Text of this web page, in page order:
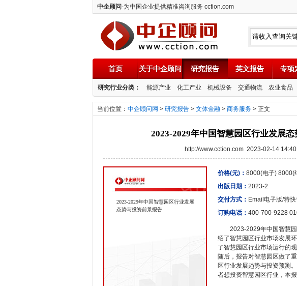
中企顾问-为中国企业提供精准咨询服务 cction.com
中企顾问
首页 关于中企顾问 研究报告 英文报告 专项
研究行业分类： 能源产业 化工产业 机械设备 交通物流 农业食品
当前位置： 中企顾问网 > 研究报告 > 文体金融 > 商务服务 > 正文
2023-2029年中国智慧园区行业发展
http://www.cction.com 2023-02-14
2023-2029年中国智慧园区行业发展
态势与投资前景报告
价格(元)： 8000(电子) 8000(
出版日期： 2023-2
交付方式： Email电子版/特快
订购电话： 400-700-9228
2023-2029年中国智慧
绍了智慧园区行业市场发展
了智慧园区行业市场运行的
随后，报告对智慧园区做了
区行业发展趋势与投资预测
者想投资智慧园区行业，本